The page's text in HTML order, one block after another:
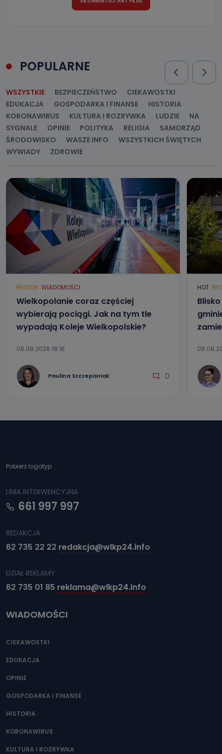
e-mailowo pod adresem: poczta@tvproart.pl
POPULARNE
WSZYSTKIE BEZPIECZEŃSTWO
CIEKAWOSTKI
EDUKACJA
GOSPODARKA I FINANSE
HISTORIA
KORONAWIRUS
KULTURA I ROZRYWKA LUDZIE
NA
SYGNALE
OPINIE POLITYKA RELIGIA
SAMORZĄD
ŚRODOWISKO
WASZE INFO
WSZYSTKICH ŚWIĘTYCH
WYWIADY
ZDROWIE
REGION WIADOMOŚCI
Wielkopolanie coraz częściej
wybierają pociągi. Jak na tym tle
wypadają Koleje Wielkopolskie?
08.08.2026 18:16
Paulina Szczepaniak 0
HOT
Pobierz logotyp
LINIA INTERWENCYJNA
661 997 997
REDAKCJA
62 735 22 22 redakcja@wlkp24.info
DZIAŁ REKLAMY
62 735 01 85 reklama@wlkp24.info
WIADOMOŚCI
CIEKAWOSTKI
EDUKACJA
OPINIE
GOSPODARKA I FINANSE
HISTORIA
KORONAWIRUS
KULTURA I ROZRYWKA